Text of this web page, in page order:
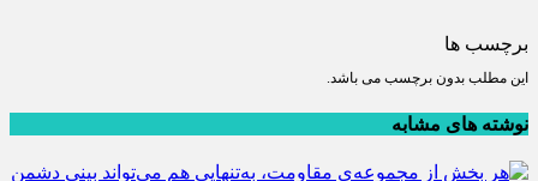
برچسب ها
این مطلب بدون برچسب می باشد.
نوشته های مشابه